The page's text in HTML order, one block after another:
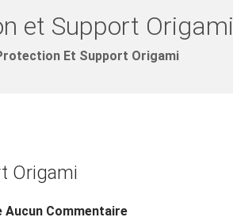
et Support Origami
Et Support Origami
Origami
Aucun Commentaire